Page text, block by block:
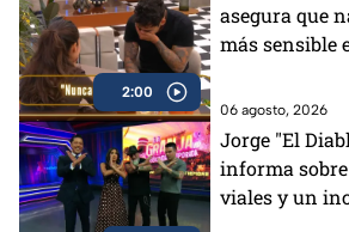
2:00
asegura que
más sensible
06 agosto, 2026
Jorge "El
informa
viales y un